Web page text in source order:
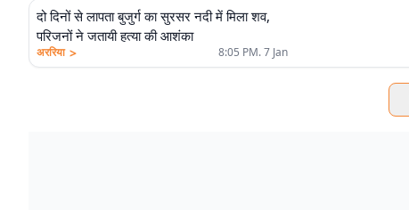
दो दिनों से लापता बुजुर्ग का सुरसर नदी में मिला शव,
परिजनों ने जतायी हत्या की आशंका
अररिया > 8:05 PM. 7 Jan